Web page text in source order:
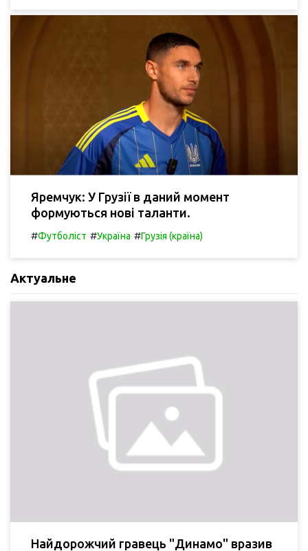
Яремчук: У Грузії в даний момент
формуються нові таланти.
#Футболіст #Україна #Грузія (країна)
Актуальне
Найдорожчий гравець "Динамо" вразив